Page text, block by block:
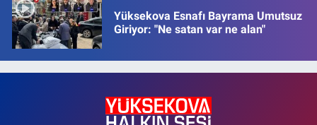
Yüksekova Esnafı Bayrama Umutsuz
Giriyor: "Ne satan var ne alan"